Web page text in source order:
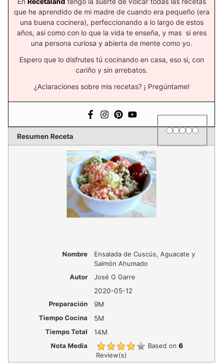
que he aprendido de mi madre de cuando era pequeño (era
una buena cocinera), perfeccionando a lo largo de estos
años, así como con lo que la vida te enseña, y mas si eres
una persona curiosa y abierta de mente como yo.
Espero que lo disfrutes tú cocinando en casa, eso si, con
cariño y sin arrebatos.
¿Aclaraciones sobre mis recetas? ¡ Pregúntame!
Resumen Receta
Rating
1 star
2 stars
3 stars
4 stars
5
Nombre
Ensalada de Cuscús, Aguacate y
Salmón Ahumado
Autor
José G Garre
2020-05-12
Preparación
9M
Tiempo Cocina
5M
Tiempo Total
14M
Nota Media
Based on6
Review(s)